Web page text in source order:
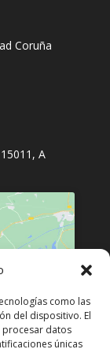
como las
del dispositivo. El
procesar datos
únicas
Coruña
A